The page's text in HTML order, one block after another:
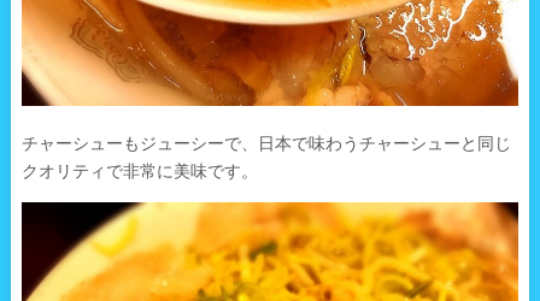
チャーシューもジューシーで、日本で味わうチャーシューと同じ
クオリティで非常に美味です。